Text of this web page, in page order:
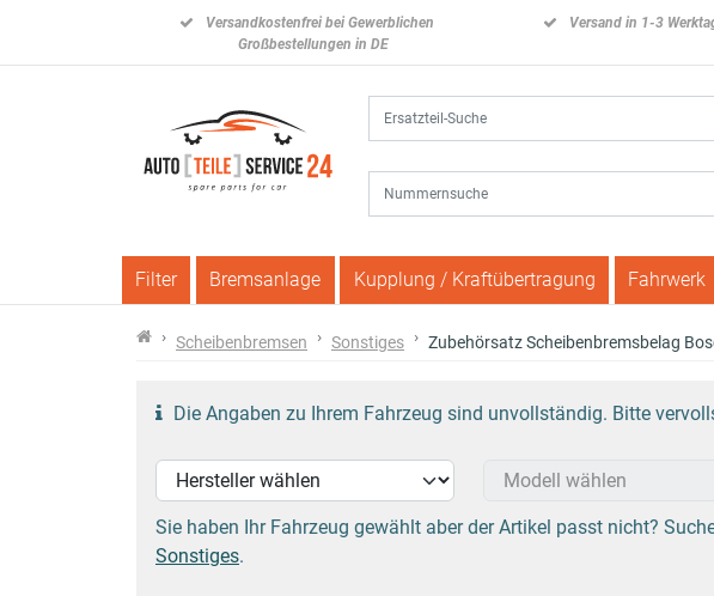
Versandkostenfrei bei Gewerblichen
Großbestellungen in DE
Versand in 1-3
Filter Bremsanlage Kupplung / Kraftübertragung Fahrwerk
Scheibenbremsen Sonstiges Zubehörsatz Scheibenbremsbelag
Die Angaben zu Ihrem Fahrzeug sind unvollständig. Bitte
Sie haben Ihr Fahrzeug gewählt aber der Artikel passt nicht?
Sonstiges.